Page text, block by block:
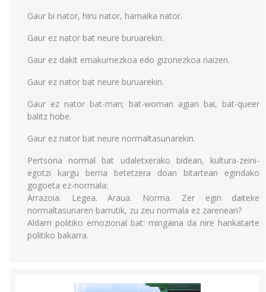
Gaur bi nator, hiru nator, hamaika nator.
Gaur ez nator bat neure buruarekin.
Gaur ez dakit emakumezkoa edo gizonezkoa naizen.
Gaur ez nator bat neure buruarekin.
Gaur ez nator bat-man; bat-woman agian bai, bat-queer
balitz hobe.
Gaur ez nator bat neure normaltasunarekin.
Pertsona normal bat udaletxerako bidean, kultura-zeini-
egotzi kargu berria betetzera doan bitartean egindako
gogoeta ez-normala:
Arrazoia. Legea. Araua. Norma. Zer egin daiteke
normaltasunaren barrutik, zu zeu normala ez zarenean?
Aldarri politiko emozional bat: mingaina da nire hankatarte
politiko bakarra.